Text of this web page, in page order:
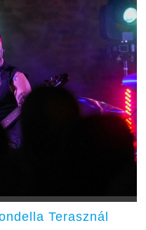
Terasznál